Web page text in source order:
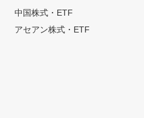
中国株式・ETF
アセアン株式・ETF